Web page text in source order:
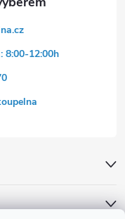
8:00-12:00h